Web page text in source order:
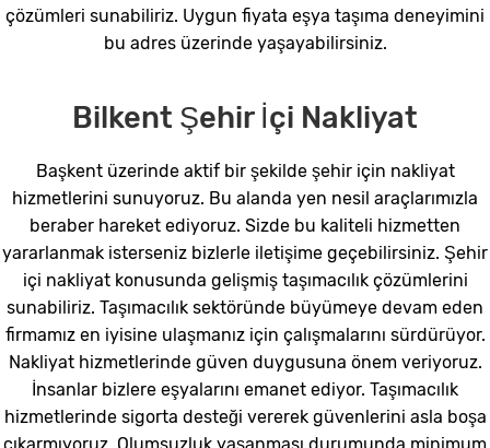
çözümleri sunabiliriz. Uygun fiyata eşya taşıma deneyimini
bu adres üzerinde yaşayabilirsiniz.
Bilkent Şehir İçi Nakliyat
Başkent üzerinde aktif bir şekilde şehir için nakliyat
hizmetlerini sunuyoruz. Bu alanda yen nesil araçlarımızla
beraber hareket ediyoruz. Sizde bu kaliteli hizmetten
yararlanmak isterseniz bizlerle iletişime geçebilirsiniz. Şehir
içi nakliyat konusunda gelişmiş taşımacılık çözümlerini
sunabiliriz. Taşımacılık sektöründe büyümeye devam eden
firmamız en iyisine ulaşmanız için çalışmalarını sürdürüyor.
Nakliyat hizmetlerinde güven duygusuna önem veriyoruz.
İnsanlar bizlere eşyalarını emanet ediyor. Taşımacılık
hizmetlerinde sigorta desteği vererek güvenlerini asla boşa